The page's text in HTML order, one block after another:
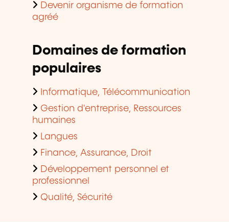
Devenir organisme de formation
agréé
Domaines de formation
populaires
Informatique, Télécommunication
Gestion d'entreprise, Ressources
humaines
Langues
Finance, Assurance, Droit
Développement personnel et
professionnel
Qualité, Sécurité